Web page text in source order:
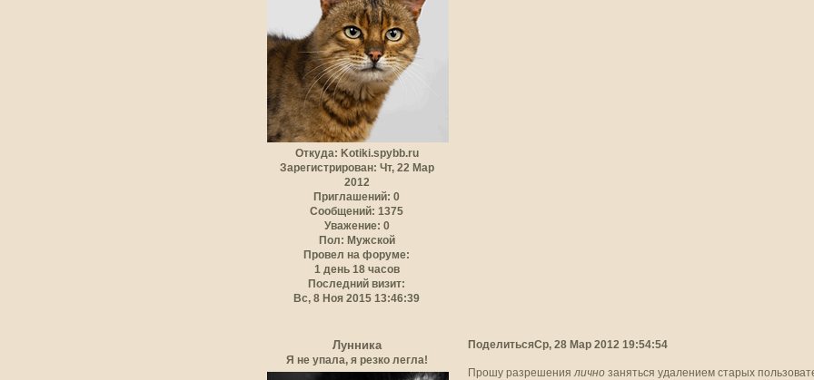
Откуда: Kotiki.spybb.ru
Зарегистрирован: Чт, 22 Мар
2012
Приглашений: 0
Сообщений: 1375
Уважение: 0
Пол: Мужской
Провел на форуме:
1 день 18 часов
Последний визит:
Вс, 8 Ноя 2015 13:46:39
ПоделитьсяСр, 28 Мар 2012 19:54:54
Лунника
Я не упала, я резко легла!
Прошу разрешения личнозаняться удалением старых